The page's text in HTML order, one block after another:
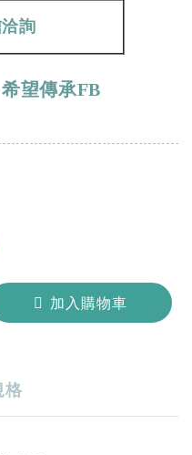
詢
希望傳承FB
加入購物車
格